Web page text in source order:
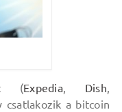
(Expedia, Dish,
a bitcoin